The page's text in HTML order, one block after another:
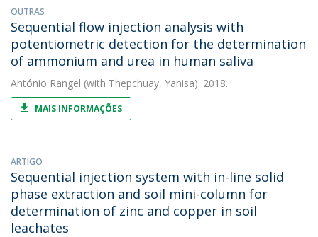
OUTRAS
Sequential flow injection analysis with
potentiometric detection for the determination
of ammonium and urea in human saliva
António Rangel (with Thepchuay, Yanisa). 2018.
MAIS INFORMAÇÕES
ARTIGO
Sequential injection system with in-line solid
phase extraction and soil mini-column for
determination of zinc and copper in soil
leachates